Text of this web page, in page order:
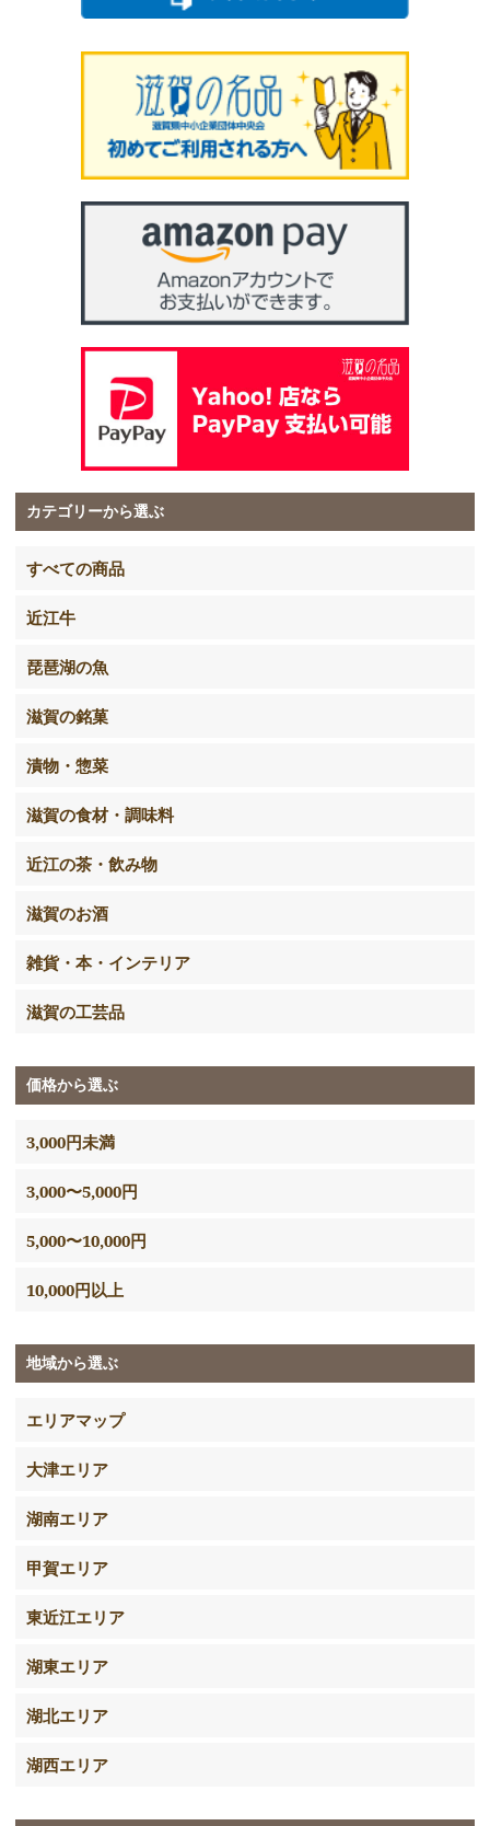
カテゴリーから選ぶ
すべての商品
近江牛
琵琶湖の魚
滋賀の銘菓
漬物・惣菜
滋賀の食材・調味料
近江の茶・飲み物
滋賀のお酒
雑貨・本・インテリア
滋賀の工芸品
価格から選ぶ
3,000円未満
3,000〜5,000円
5,000〜10,000円
10,000円以上
地域から選ぶ
エリアマップ
大津エリア
湖南エリア
甲賀エリア
東近江エリア
湖東エリア
湖北エリア
湖西エリア